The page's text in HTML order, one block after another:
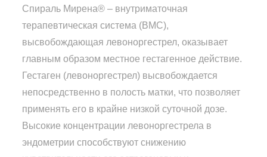
Спираль Мирена® – внутриматочная
терапевтическая система (ВМС),
высвобождающая левоноргестрел, оказывает
главным образом местное гестагенное действие.
Гестаген (левоноргестрел) высвобождается
непосредственно в полость матки, что позволяет
применять его в крайне низкой суточной дозе.
Высокие концентрации левоноргестрела в
эндометрии способствуют снижению